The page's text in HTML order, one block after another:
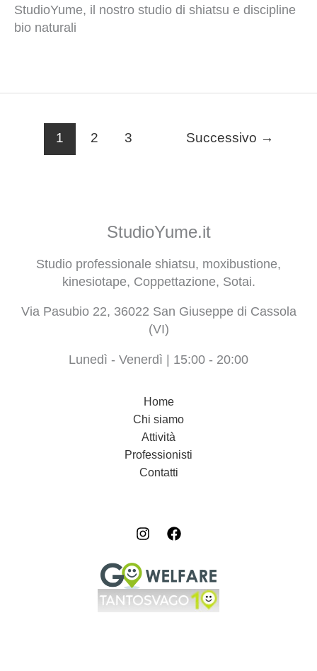
StudioYume, il nostro studio di shiatsu e discipline
bio naturali
1 2 3 Successivo →
StudioYume.it
Studio professionale shiatsu, moxibustione,
kinesiotape, Coppettazione, Sotai.
Via Pasubio 22, 36022 San Giuseppe di Cassola
(VI)
Lunedì - Venerdì | 15:00 - 20:00
Home
Chi siamo
Attività
Professionisti
Contatti